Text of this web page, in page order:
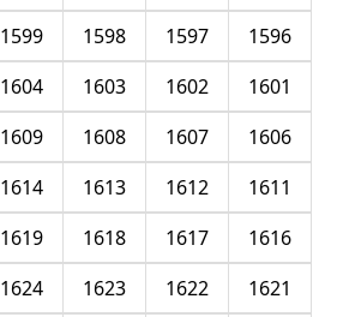
1596
1597
1598
1599
1601
1602
1603
1604
1606
1607
1608
1609
1611
1612
1613
1614
1616
1617
1618
1619
1621
1622
1623
1624